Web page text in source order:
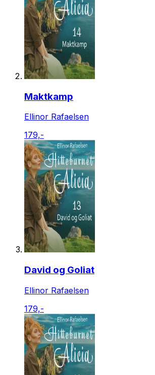
Maktkamp
Ellinor Rafaelsen
179,-
David og Goliat
Ellinor Rafaelsen
179,-